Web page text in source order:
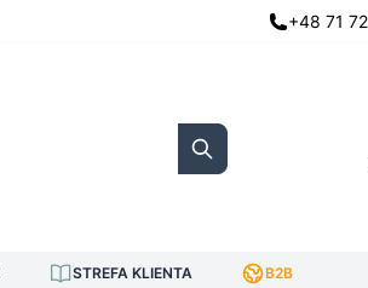
+48 71
Search
STREFA KLIENTA B2B